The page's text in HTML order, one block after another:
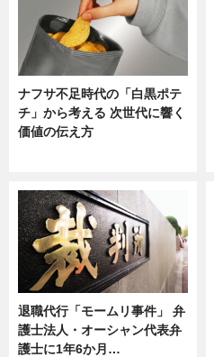
ナフサ不足時代の「白黒ポテ
チ」から考える 次世代に響く
価値の伝え方
退職代行「モームリ事件」 弁
護士法人・オーシャン代表弁
護士に1年6か月…